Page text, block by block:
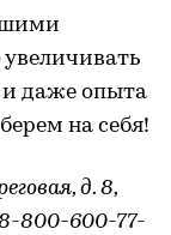
и даже опыта
на себя!
д. 8,
800-600-77-